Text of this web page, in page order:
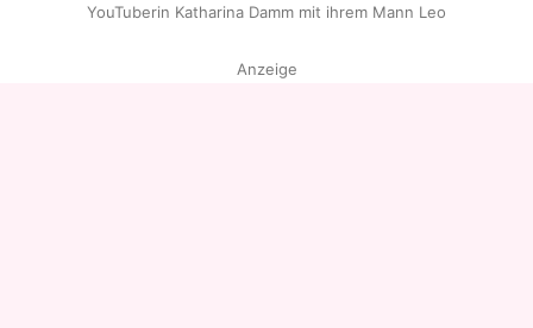
YouTuberin Katharina Damm mit ihrem Mann Leo
Anzeige